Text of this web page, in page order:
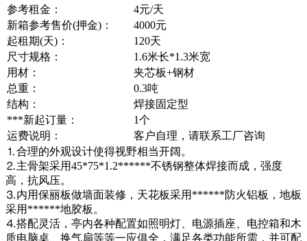
参考租金：
4元/天
新箱参考售价(押金)：
4000元
起租期(天)：
120天
尺寸规格：
1.6米长*1.3米宽
用材：
夹芯板+钢材
总重：
0.3吨
结构：
焊接固定型
***新起订量：
1个
运费说明：
客户自理，请联系工厂咨询
⒈合理的外观设计使得视野相当开阔。
⒉主骨架采用45*75*1.2******不锈钢整体焊接而成，强度
高，抗风压。
⒊内用保丽板做墙面装修，天花板采用******防火铝板，地板
采用******地胶板。
⒋搭配灵活，亭内各种配置如照明灯、电源插座、电控箱和木
质电脑桌、换气扇等等一应俱全，满足各类功能所需，并可配